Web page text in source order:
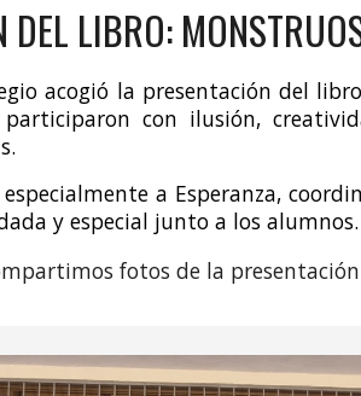
DEL LIBRO:
acogió la presentación del libro
con ilusión,
especialmente a Esperanza,
y especial junto a los alumnos.
fotos dela presentación